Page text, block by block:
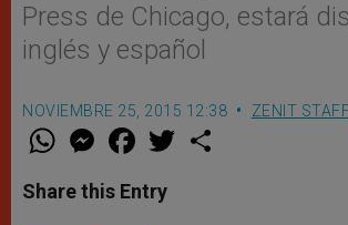
Press de Chicago, estará
inglés y español
NOVIEMBRE 25, 2015 12:38 ZENIT STAFF
W
t
s
M
e
s
e
F
a
e
b
w
Share this Entry